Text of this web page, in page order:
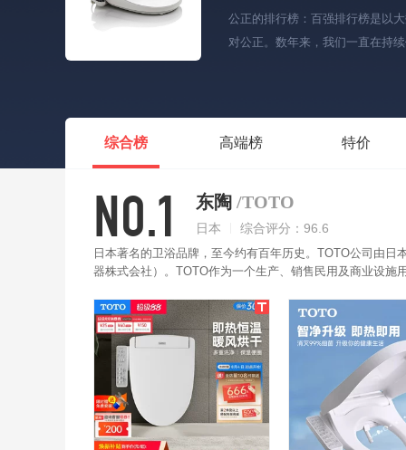
公正的排行榜：百强排行榜是以
对公正。数年来，我们一直在持
综合榜 高端榜 特价
NO.1 东陶 /TOTO
日本 综合评分：96.6
日本著名的卫浴品牌，至今约有百年历史。TOTO公司由
器株式会社）。TOTO作为一个生产、销售民用及商业设
热便圈，更加贴心。一体成型喷嘴，无缝隙和自洁的优势